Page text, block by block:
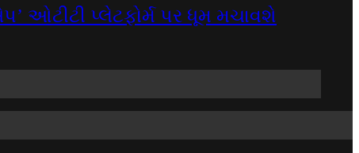
ઓટીટી પ્લેટફોર્મ પર ધૂમ મચાવશે